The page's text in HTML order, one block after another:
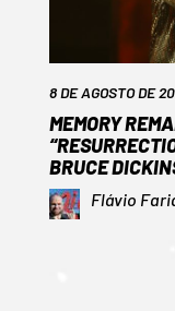
8 DE AGOSTO DE
MEMORY
BRUCE
Flávio